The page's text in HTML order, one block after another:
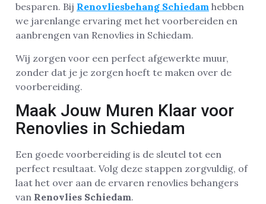
besparen. Bij Renovliesbehang Schiedam hebben
we jarenlange ervaring met het voorbereiden en
aanbrengen van Renovlies in Schiedam.
Wij zorgen voor een perfect afgewerkte muur,
zonder dat je je zorgen hoeft te maken over de
voorbereiding.
Maak Jouw Muren Klaar voor
Renovlies in Schiedam
Een goede voorbereiding is de sleutel tot een
perfect resultaat. Volg deze stappen zorgvuldig, of
laat het over aan de ervaren renovlies behangers
van Renovlies Schiedam.